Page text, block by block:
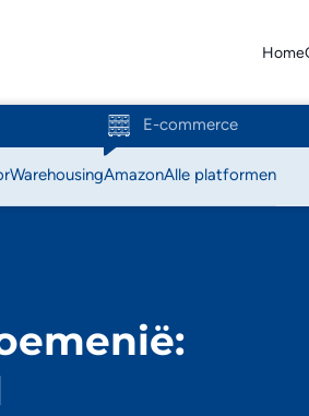
Home
Warehousing
E-commerce
AmazonAlle platformen
Bol.com